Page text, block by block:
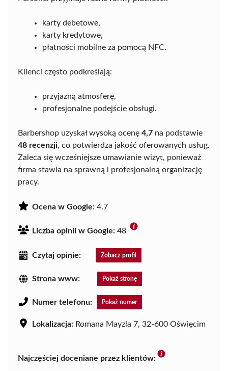
karty debetowe,
karty kredytowe,
płatności mobilne za pomocą NFC.
Klienci często podkreślają:
przyjazną atmosferę,
profesjonalne podejście obsługi.
Barbershop uzyskał wysoką ocenę 4,7 na podstawie
48 recenzji, co potwierdza jakość oferowanych usług.
Zaleca się wcześniejsze umawianie wizyt, ponieważ
firma stawia na sprawną i profesjonalną organizację
pracy.
Ocena w Google: 4.7
Liczba opinii w Google: 48
Czytaj opinie: Zobacz profil
Strona www: Pokaż stronę
Numer telefonu: Pokaż numer
Lokalizacja: Romana Mayzla 7, 32-600 Oświęcim
Najczęściej doceniane przez klientów: